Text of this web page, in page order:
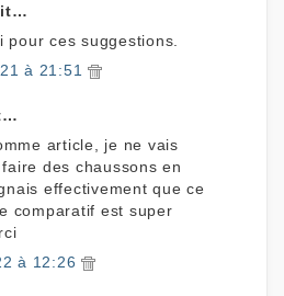
pour ces suggestions.
à 21:51
article, je ne vais
des chaussons en
effectivement que ce
comparatif est super
à 12:26